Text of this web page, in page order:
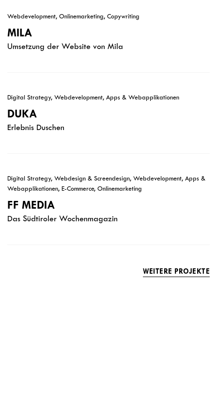
Webdevelopment, Onlinemarketing, Copywriting
MILA
Umsetzung der Website von Mila
Digital Strategy, Webdevelopment, Apps & Webapplikationen
DUKA
Erlebnis Duschen
Digital Strategy, Webdesign & Screendesign, Webdevelopment, Apps &
Webapplikationen, E-Commerce, Onlinemarketing
FF MEDIA
Das Südtiroler Wochenmagazin
WEITERE PROJEKTE